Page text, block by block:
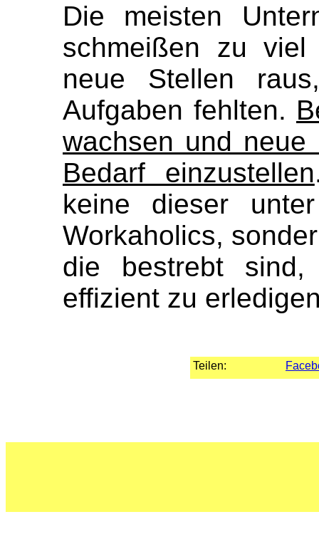
Die meisten
schmeißen zu
neue Stellen
Aufgaben fehlten.
wachsen und
Bedarf einzustellen
keine dieser
Workaholics,
die bestrebt
effizient zu
Teilen: